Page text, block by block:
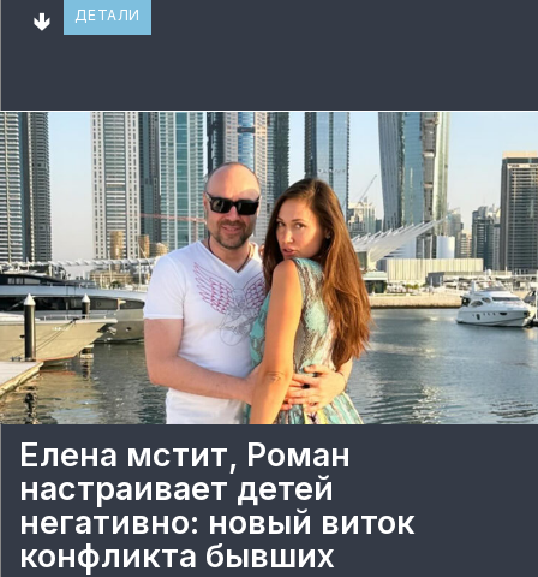
🢃 ДЕТАЛИ
Елена мстит, Роман
настраивает детей
негативно: новый виток
конфликта бывших